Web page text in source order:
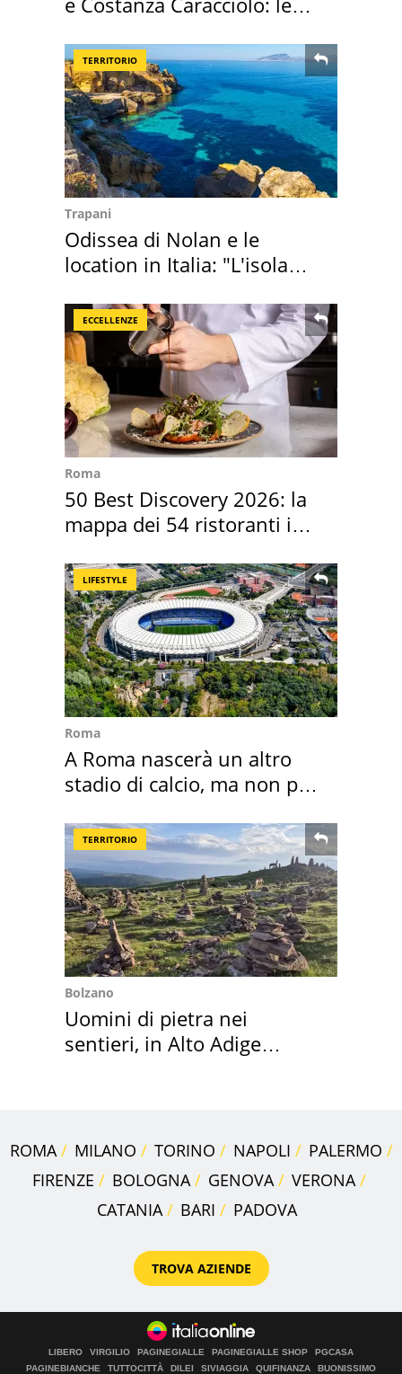
TERRITORIO
Trapani
Odissea di Nolan e le
location in Italia: "L'isola
ECCELLENZE
Roma
50 Best Discovery 2026: la
mappa dei 54 ristoranti in
LIFESTYLE
Roma
A Roma nascerà un altro
stadio di calcio, ma non per
TERRITORIO
Bolzano
Uomini di pietra nei
sentieri, in Alto Adige
ROMA MILANO TORINO NAPOLI
PALERMO
FIRENZE
BOLOGNA GENOVA
VERONA
CATANIA
BARI PADOVA
TROVA AZIENDE
LIBERO VIRGILIO PAGINEGIALLE PAGINEGIALLE SHOP
PGCASA
PAGINEBIANCHE
TUTTOCITTÀ DILEI SIVIAGGIA QUIFINANZA
BUONISSIMO